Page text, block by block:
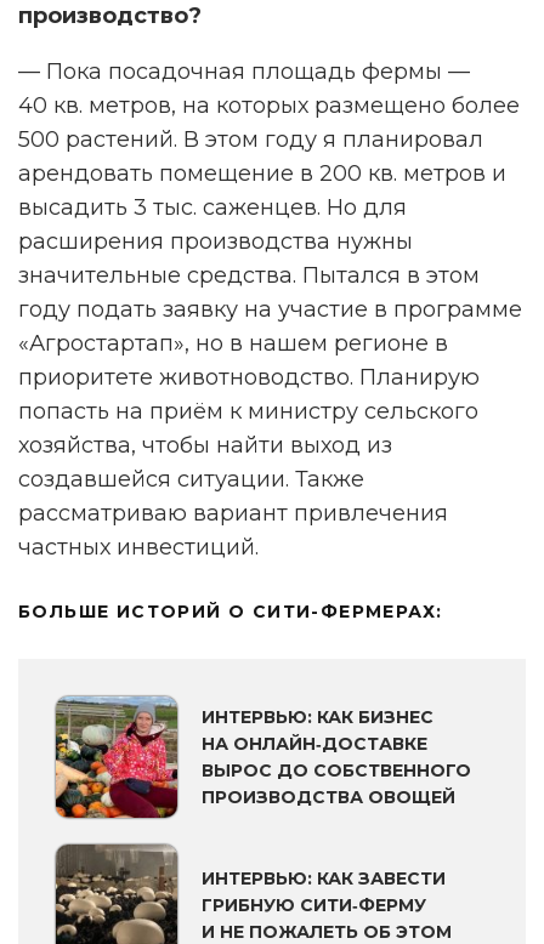
производство?
— Пока посадочная площадь фермы —
40 кв. метров, на которых размещено более
500 растений. В этом году я планировал
арендовать помещение в 200 кв. метров и
высадить 3 тыс. саженцев. Но для
расширения производства нужны
значительные средства. Пытался в этом
году подать заявку на участие в программе
«Агростартап», но в нашем регионе в
приоритете животноводство. Планирую
попасть на приём к министру сельского
хозяйства, чтобы найти выход из
создавшейся ситуации. Также
рассматриваю вариант привлечения
частных инвестиций.
БОЛЬШЕ ИСТОРИЙ О СИТИ-ФЕРМЕРАХ:
ИНТЕРВЬЮ: КАК БИЗНЕС
НА ОНЛАЙН‑ДОСТАВКЕ
ВЫРОС ДО СОБСТВЕННОГО
ПРОИЗВОДСТВА ОВОЩЕЙ
ИНТЕРВЬЮ: КАК ЗАВЕСТИ
ГРИБНУЮ СИТИ‑ФЕРМУ
И НЕ ПОЖАЛЕТЬ ОБ ЭТОМ